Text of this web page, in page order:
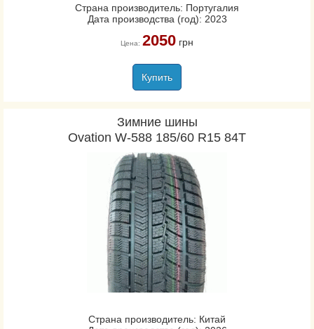
Страна производитель: Португалия
Дата производства (год): 2023
Цена: 2050грн
Купить
Зимние шины
Ovation W-588 185/60 R15 84T
Страна производитель: Китай